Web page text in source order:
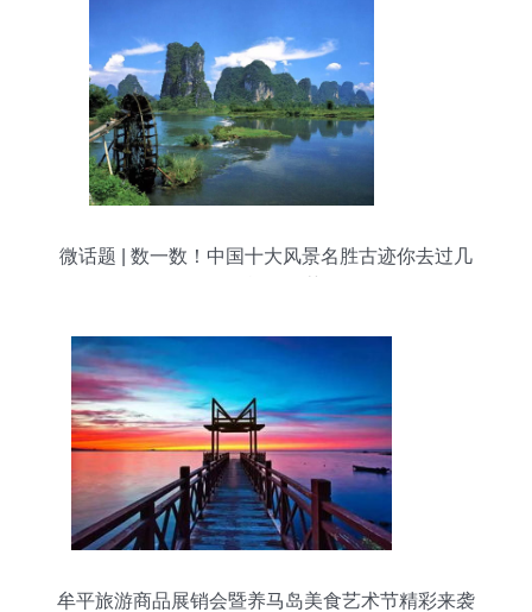
微话题 | 数一数！中国十大风景名胜古迹你去过几
牟平旅游商品展销会暨养马岛美食艺术节精彩来袭